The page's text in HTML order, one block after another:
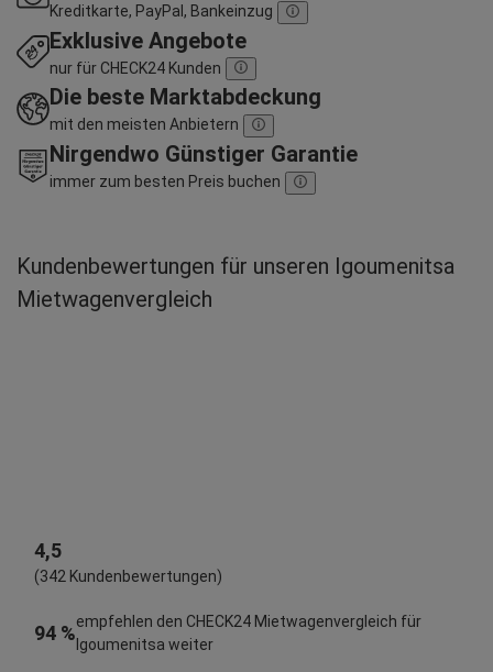
Kreditkarte, PayPal, Bankeinzug
Exklusive Angebote
nur für CHECK24 Kunden
Die beste Marktabdeckung
mit den meisten Anbietern
Nirgendwo Günstiger Garantie
immer zum besten Preis buchen
Kundenbewertungen für unseren Igoumenitsa
Mietwagenvergleich
4,5
(342 Kundenbewertungen)
94 %
empfehlen den CHECK24 Mietwagenvergleich für
Igoumenitsa weiter